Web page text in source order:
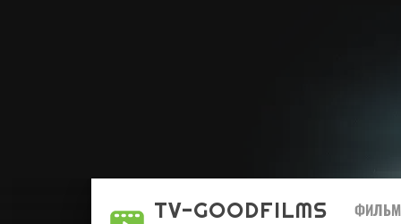
TV-GOODFILMS